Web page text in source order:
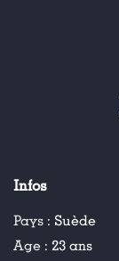
Infos
Pays : Suède
Age : 23 ans